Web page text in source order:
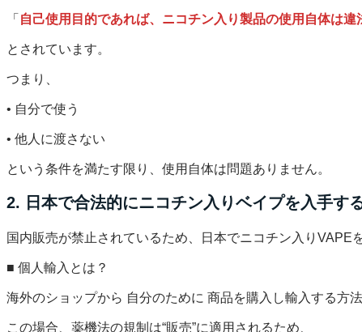
「 自己使用目的であれば、ニコチン入り製品の使用自体は違
とされています。
つまり、
• 自分で使う
• 他人に渡さない
という条件を満たす限り、使用自体は問題ありません。
2. 日本で合法的にニコチン入りベイプを入手す
国内販売が禁止されているため、日本でニコチン入りVAPE
■ 個人輸入とは？
海外のショップから 自分のために 商品を購入し輸入する方法
この場合、薬機法の規制は“販売”に適用されるため、